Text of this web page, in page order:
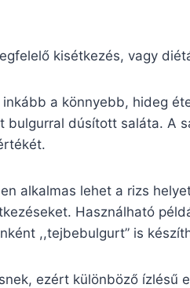
kisétkezés, vagy
a könnyebb, hideg
dúsított saláta. A
alkalmas lehet a rizs
Használható
,,tejbebulgurt” is
ezért különböző ízlésű